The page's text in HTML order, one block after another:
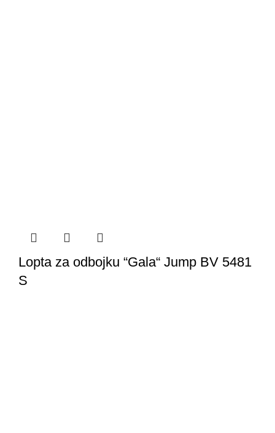
Lopta za odbojku “Gala“ Jump BV 5481
S